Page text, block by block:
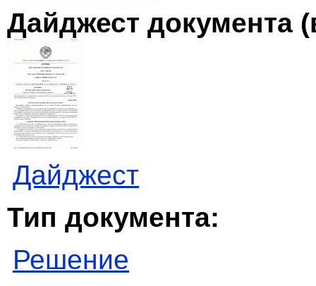
Дайджест документа
Дайджест
Тип документа:
Решение